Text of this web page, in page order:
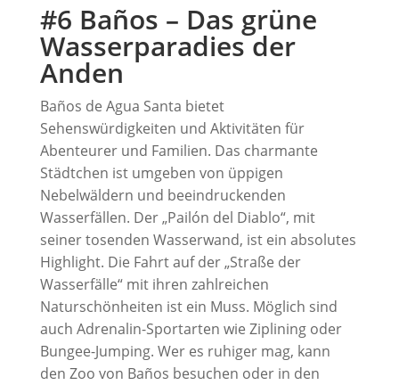
#6 Baños – Das grüne
Wasserparadies der
Anden
Baños de Agua Santa bietet
Sehenswürdigkeiten und Aktivitäten für
Abenteurer und Familien. Das charmante
Städtchen ist umgeben von üppigen
Nebelwäldern und beeindruckenden
Wasserfällen. Der „Pailón del Diablo“, mit
seiner tosenden Wasserwand, ist ein absolutes
Highlight. Die Fahrt auf der „Straße der
Wasserfälle“ mit ihren zahlreichen
Naturschönheiten ist ein Muss. Möglich sind
auch Adrenalin-Sportarten wie Ziplining oder
Bungee-Jumping. Wer es ruhiger mag, kann
den Zoo von Baños besuchen oder in den